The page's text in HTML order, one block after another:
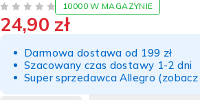
10000 W MAGAZYNIE
24,90 zł
Darmowa dostawa od 199 zł
Szacowany czas dostawy 1-2 dni
Super sprzedawca Allegro (zobacz